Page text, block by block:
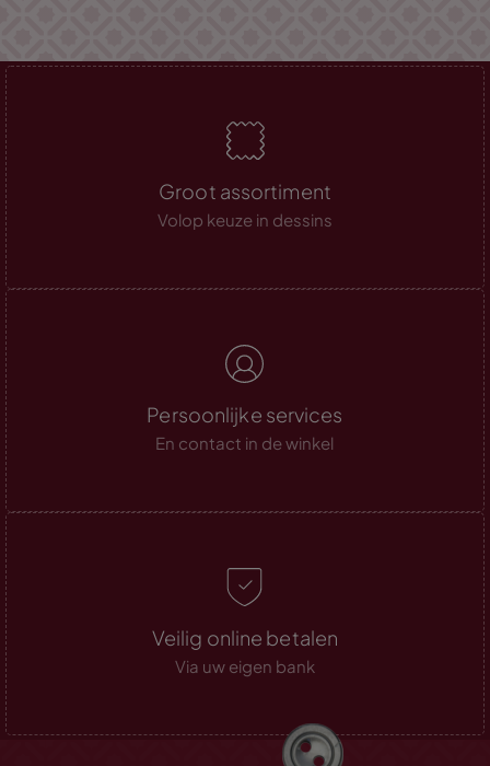
Groot assortiment
Volop keuze in dessins
Persoonlijke services
En contact in de winkel
Veilig online betalen
Via uw eigen bank